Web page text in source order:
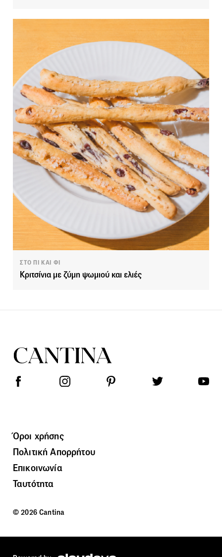
ΣΤΟ ΠΙ ΚΑΙ ΦΙ
Κριτσίνια με ζύμη ψωμιού και ελιές
Όροι χρήσης
Πολιτική Απορρήτου
Επικοινωνία
Ταυτότητα
© 2026 Cantina